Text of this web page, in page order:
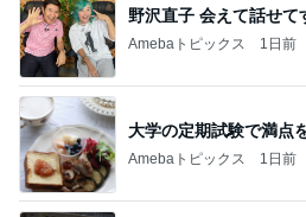
大学の定期試験で満点
Amebaトピックス 1日前
義母の救急搬送よりゴ
Amebaトピックス 1日前